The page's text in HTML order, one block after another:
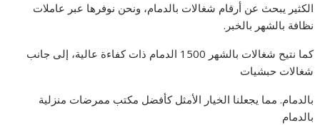
الكثير يبحث عن أرقام شغالات بالدمام، ونحن نوفرها عبر عاملات
نظافة بالشهر بالخبر.
كما نتيح شغالات بالشهر 1500 الدمام ذات كفاءة عالية، إلى جانب
شغالات حبشيات
بالدمام. مما يجعلنا الخيار الأمثل كأفضل مكتب ممرضات منزلية
بالدمام